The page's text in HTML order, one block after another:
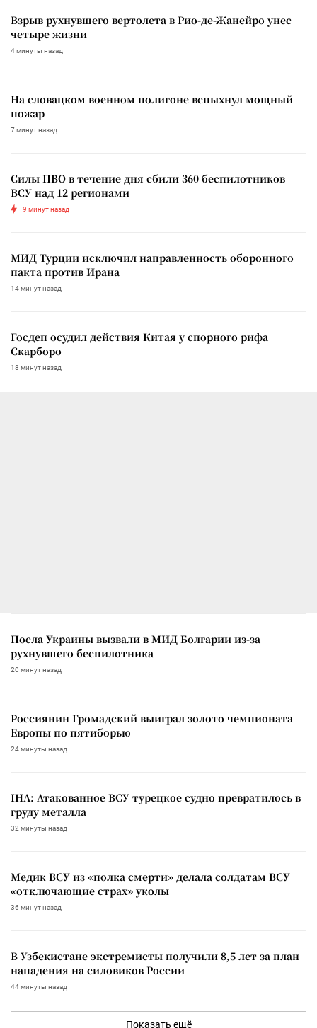
Взрыв рухнувшего вертолета в Рио-де-Жанейро унес
четыре жизни
4 минуты назад
На словацком военном полигоне вспыхнул мощный
пожар
7 минут назад
Силы ПВО в течение дня сбили 360 беспилотников
ВСУ над 12 регионами
9 минут назад
МИД Турции исключил направленность оборонного
пакта против Ирана
14 минут назад
Госдеп осудил действия Китая у спорного рифа
Скарборо
18 минут назад
Посла Украины вызвали в МИД Болгарии из-за
рухнувшего беспилотника
20 минут назад
Россиянин Громадский выиграл золото чемпионата
Европы по пятиборью
24 минуты назад
IHA: Атакованное ВСУ турецкое судно превратилось в
груду металла
32 минуты назад
Медик ВСУ из «полка смерти» делала солдатам ВСУ
«отключающие страх» уколы
36 минут назад
В Узбекистане экстремисты получили 8,5 лет за план
нападения на силовиков России
44 минуты назад
Показать ещё